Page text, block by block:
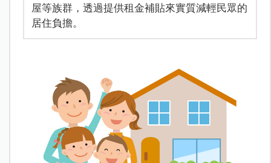
屋等族群，透過提供租金補貼來實質減輕民眾的
居住負擔。